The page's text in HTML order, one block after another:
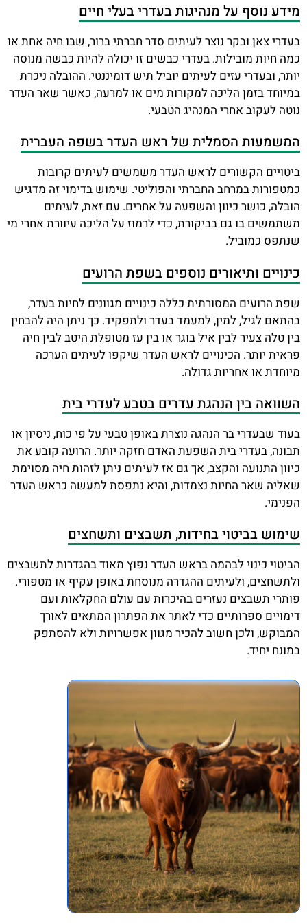
מידע נוסף על מנהיגות בעדרי בעלי חיים
בעדרי צאן ובקר נוצר לעיתים סדר חברתי ברור, שבו חיה אחת או
כמה חיות מובילות. בעדרי כבשים זו יכולה להיות כבשה מנוסה
יותר, ובעדרי עזים לעיתים יוביל תיש דומיננטי. ההובלה ניכרת
במיוחד בזמן הליכה למקורות מים או למרעה, כאשר שאר העדר
נוטה לעקוב אחרי המנהיג הטבעי.
המשמעות הסמלית של ראש העדר בשפה העברית
ביטויים הקשורים לראש העדר משמשים לעיתים קרובות
כמטפורות במרחב החברתי והפוליטי. שימוש בדימוי זה מדגיש
הובלה, כושר כיוון והשפעה על אחרים. עם זאת, לעיתים
משתמשים בו גם בביקורת, כדי לרמוז על הליכה עיוורת אחרי מי
שנתפס כמוביל.
כינויים ותיאורים נוספים בשפת הרועים
שפת הרועים המסורתית כללה כינויים מגוונים לחיות בעדר,
בהתאם לגיל, למין, למעמד בעדר ולתפקיד. כך ניתן היה להבחין
בין טלה צעיר לבין איל בוגר או בין עז מטופלת היטב לבין חיה
פראית יותר. הכינויים לראש העדר שיקפו לעיתים הערכה
מיוחדת או אחריות גדולה.
השוואה בין הנהגת עדרים בטבע לעדרי בית
בעוד שבעדרי בר הנהגה נוצרת באופן טבעי על פי כוח, ניסיון או
תבונה, בעדרי בית השפעת האדם חזקה יותר. הרועה קובע את
כיוון התנועה והקצב, אך גם אז לעיתים ניתן לזהות חיה מסוימת
שאליה שאר החיות נצמדות, והיא נתפסת למעשה כראש העדר
הפנימי.
שימוש בביטוי בחידות, תשבצים ותשחצים
הביטוי כינוי לבהמה בראש העדר נפוץ מאוד בהגדרות לתשבצים
ולתשחצים, ולעיתים ההגדרה מנוסחת באופן עקיף או מטפורי.
פותרי תשבצים נעזרים בהיכרות עם עולם החקלאות ועם
דימויים ספרותיים כדי לאתר את הפתרון המתאים לאורך
המבוקש, ולכן חשוב להכיר מגוון אפשרויות ולא להסתפק
במונח יחיד.